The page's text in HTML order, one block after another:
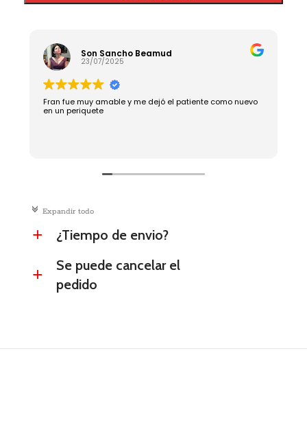
Son Sancho Beamud
23/07/2025
Fran fue muy amable y me dejó el patiente como nuevo
en un periquete
c Expandir todo
a ¿Tiempo de envio?
a
Se puede cancelar el
pedido